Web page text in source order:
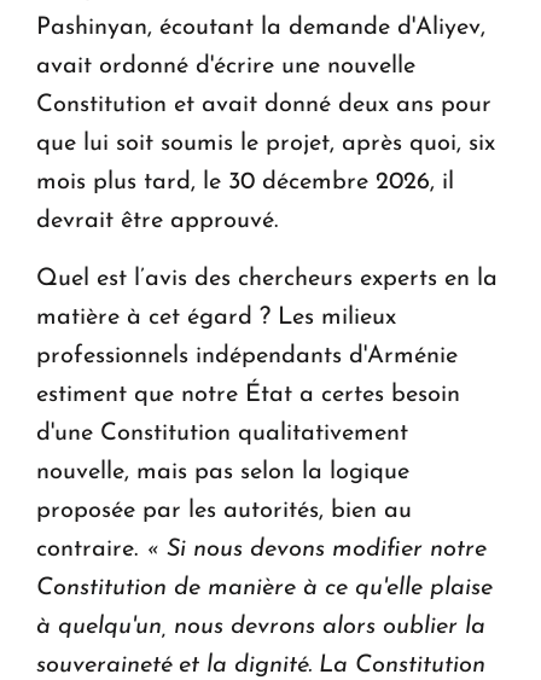
Pashinyan, écoutant la demande d'Aliyev,
avait ordonné d'écrire une nouvelle
Constitution et avait donné deux ans pour
que lui soit soumis le projet, après quoi, six
mois plus tard, le 30 décembre 2026, il
devrait être approuvé.
Quel est l’avis des chercheurs experts en la
matière à cet égard ? Les milieux
professionnels indépendants d'Arménie
estiment que notre État a certes besoin
d'une Constitution qualitativement
nouvelle, mais pas selon la logique
proposée par les autorités, bien au
contraire. « Si nous devons modifier notre
Constitution de manière à ce qu'elle plaise
à quelqu'un, nous devrons alors oublier la
souveraineté et la dignité. La Constitution